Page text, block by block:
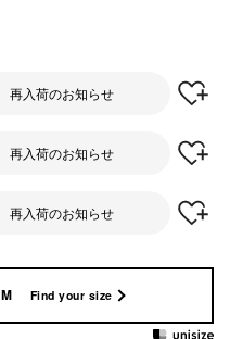
再入荷のお知らせ
再入荷のお知らせ
再入荷のお知らせ
M Find your size